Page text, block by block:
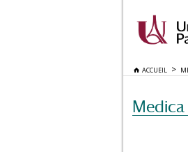
ACCUEIL